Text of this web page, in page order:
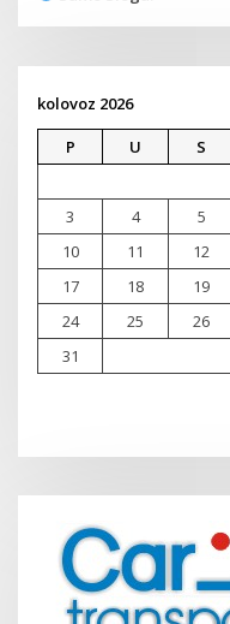
kolovoz 2026
P
U S
3
4 5
10
11 12
17
18 19
24
25 26
31